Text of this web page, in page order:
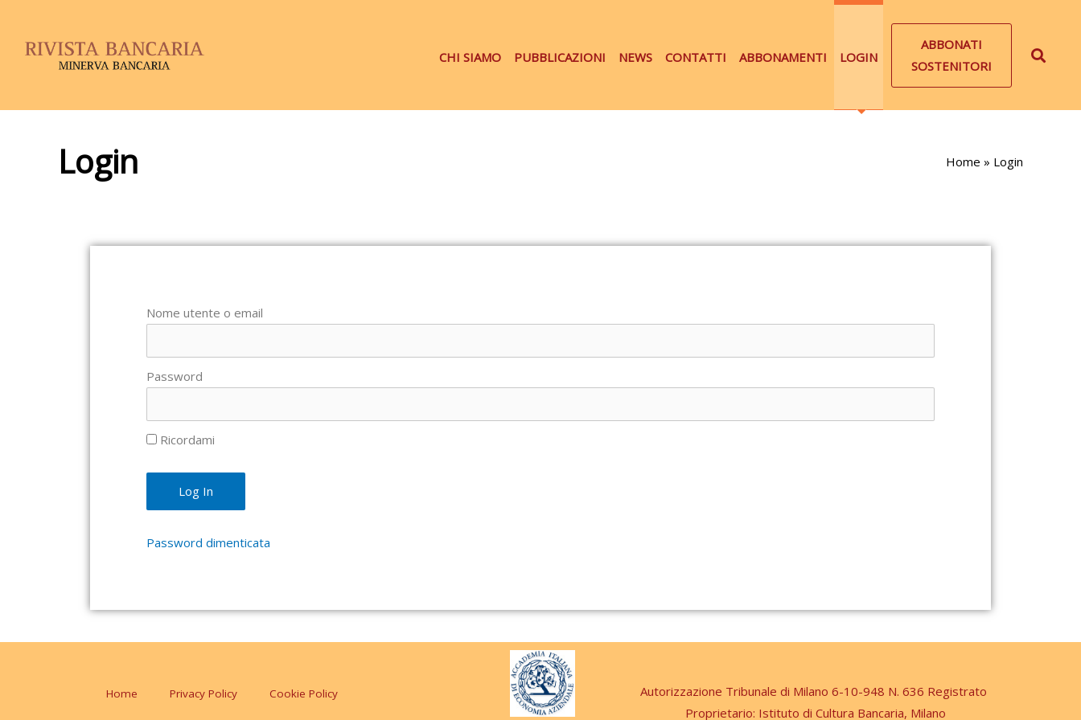
CHI SIAMO PUBBLICAZIONI NEWS CONTATTI ABBONAMENTI LOGIN
ABBONATI
SOSTENITORI
Login Home » Login
Nome utente o email
Password
Ricordami
Password dimenticata
Home Privacy Policy Cookie Policy
Autorizzazione Tribunale di Milano 6-10-948 N. 636 Registrato
Proprietario: Istituto di Cultura Bancaria, Milano